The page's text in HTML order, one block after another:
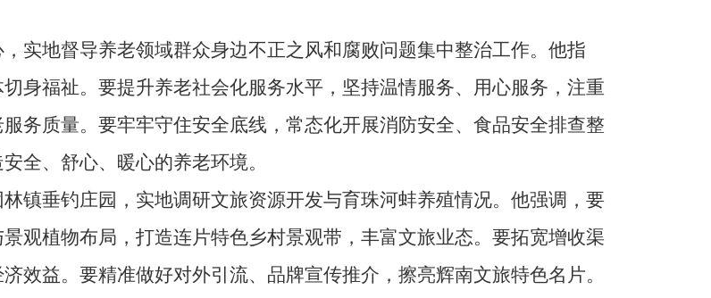
地督导养老领域群众身边不正之风和腐败问题集中整治工作。他指
身福祉。要提升养老社会化服务水平，坚持温情服务、用心服务，注重
务质量。要牢牢守住安全底线，常态化开展消防安全、食品安全排查整
全、舒心、暖心的养老环境。
垂钓庄园，实地调研文旅资源开发与育珠河蚌养殖情况。他强调，要
观植物布局，打造连片特色乡村景观带，丰富文旅业态。要拓宽增收渠
效益。要精准做好对外引流、品牌宣传推介，擦亮辉南文旅特色名片。